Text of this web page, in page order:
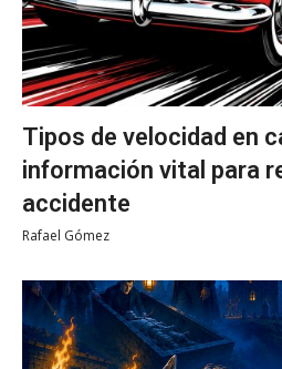
Tipos de velocidad en
información vital para
accidente
Rafael Gómez